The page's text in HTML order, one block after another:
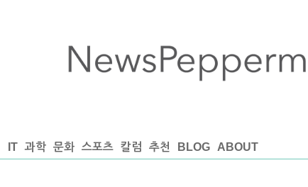
IT 과학 문화 스포츠 칼럼 추천 BLOG ABOUT